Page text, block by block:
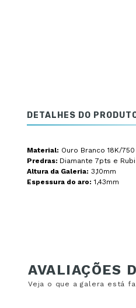
DETALHES DO
Material: Ouro Branco 18K/750
Predras: Diamante 7pts e Rubi
Altura da Galeria: 3,10mm
Espessura do aro: 1,43mm